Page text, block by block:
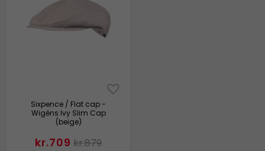
Sixpence / Flat cap -
Wigéns Ivy Slim Cap
(beige)
kr.709 kr.879